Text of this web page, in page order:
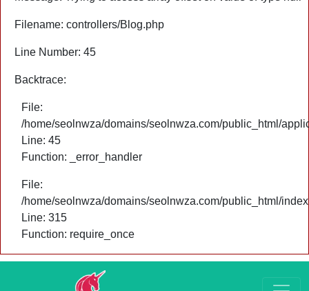
Filename: controllers/Blog.php
Line Number: 45
Backtrace:
File:
/home/seolnwza/domains/seolnwza.com/public_html/
Line: 45
Function: _error_handler
File:
/home/seolnwza/domains/seolnwza.com/public_html/
Line: 315
Function: require_once